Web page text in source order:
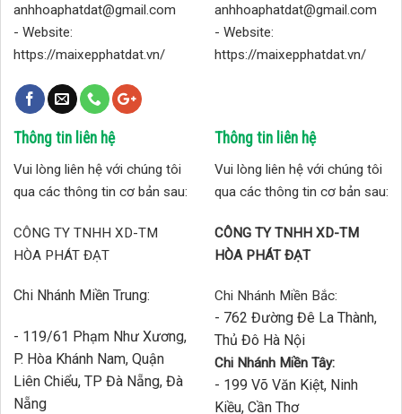
anhhoaphatdat@gmail.com
- Website:
https://maixepphatdat.vn/
anhhoaphatdat@gmail.com
- Website:
https://maixepphatdat.vn/
Thông tin liên hệ
Vui lòng liên hệ với chúng tôi
qua các thông tin cơ bản sau:
CÔNG TY TNHH XD-TM
HÒA PHÁT ĐẠT
Chi Nhánh Miền Trung:
- 119/61 Phạm Như Xương,
P. Hòa Khánh Nam, Quận
Liên Chiểu, TP Đà Nẵng, Đà
Nẵng
Thông tin liên hệ
Vui lòng liên hệ với chúng tôi
qua các thông tin cơ bản sau:
CÔNG TY TNHH XD-TM
HÒA PHÁT ĐẠT
Chi Nhánh Miền Bắc:
- 762 Đường Đê La Thành,
Thủ Đô Hà Nội
Chi Nhánh Miền Tây:
- 199 Võ Văn Kiệt, Ninh
Kiều, Cần Thơ